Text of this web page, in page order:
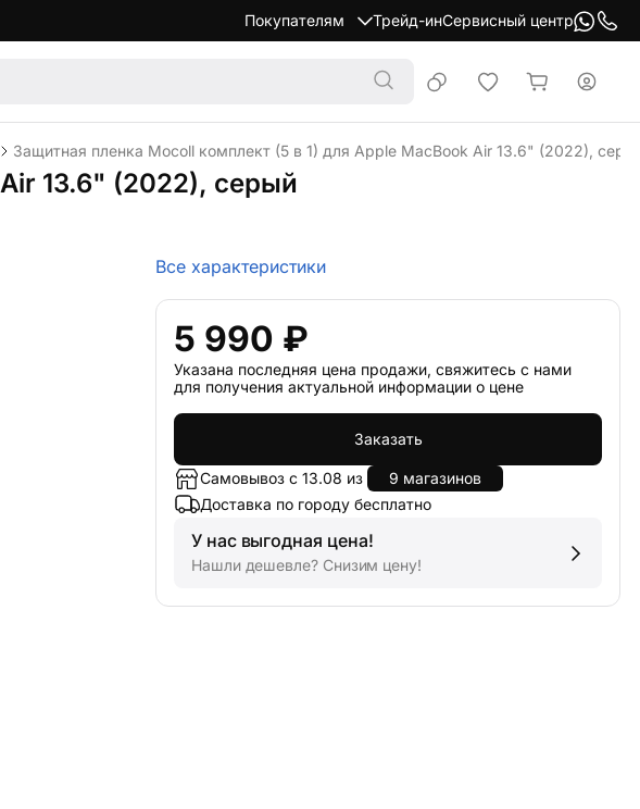
Покупателям Трейд-инСервисный центр
Защитная пленка Mocoll комплект (5 в 1) для Apple MacBook Air 13.6" (2022),
13.6" (2022), серый
Все характеристики
5 990 ₽
Указана последняя цена продажи, свяжитесь с нами
для получения актуальной информации о цене
Заказать
Самовывоз с 13.08 из
9 магазинов
Доставка по городу бесплатно
У нас выгодная цена!
Нашли дешевле? Снизим цену!